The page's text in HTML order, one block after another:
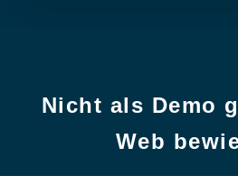
Nicht als Demo
Web